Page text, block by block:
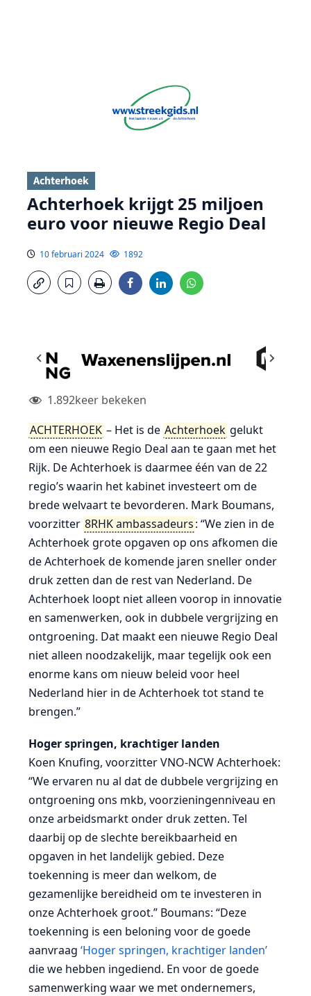
Achterhoek
Achterhoek krijgt 25 miljoen
euro voor nieuwe Regio Deal
10 februari 2024 1892
1.892keer bekeken
ACHTERHOEK – Het is de Achterhoek gelukt
om een nieuwe Regio Deal aan te gaan met het
Rijk. De Achterhoek is daarmee één van de 22
regio’s waarin het kabinet investeert om de
brede welvaart te bevorderen. Mark Boumans,
voorzitter 8RHK ambassadeurs: “We zien in de
Achterhoek grote opgaven op ons afkomen die
de Achterhoek de komende jaren sneller onder
druk zetten dan de rest van Nederland. De
Achterhoek loopt niet alleen voorop in innovatie
en samenwerken, ook in dubbele vergrijzing en
ontgroening. Dat maakt een nieuwe Regio Deal
niet alleen noodzakelijk, maar tegelijk ook een
enorme kans om nieuw beleid voor heel
Nederland hier in de Achterhoek tot stand te
brengen.”
Hoger springen, krachtiger landen
Koen Knufing, voorzitter VNO-NCW Achterhoek:
“We ervaren nu al dat de dubbele vergrijzing en
ontgroening ons mkb, voorzieningenniveau en
onze arbeidsmarkt onder druk zetten. Tel
daarbij op de slechte bereikbaarheid en
opgaven in het landelijk gebied. Deze
toekenning is meer dan welkom, de
gezamenlijke bereidheid om te investeren in
onze Achterhoek groot.” Boumans: “Deze
toekenning is een beloning voor de goede
aanvraag ‘Hoger springen, krachtiger landen’
die we hebben ingediend. En voor de goede
samenwerking waar we met ondernemers,